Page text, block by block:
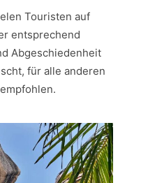
Touristen auf
entsprechend
Abgeschiedenheit
für alle anderen